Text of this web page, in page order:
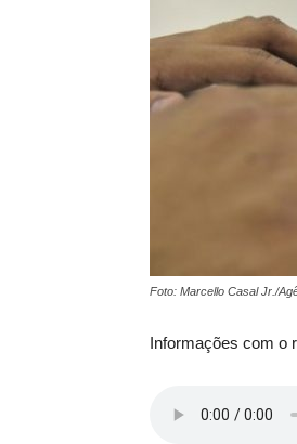
Foto: Marcello Casal Jr./
Informações com o